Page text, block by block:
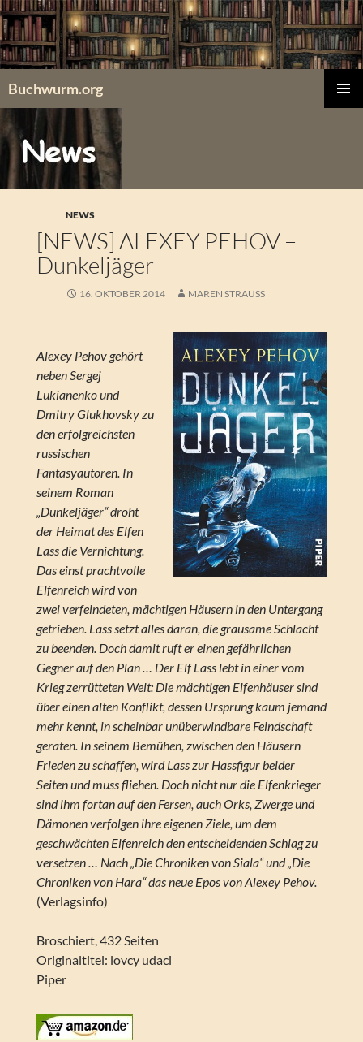
Zum
Inhalt
springen
Buchwurm.org
NEWS
[NEWS] ALEXEY PEHOV –
Dunkeljäger
16. OKTOBER 2014 MAREN STRAUSS
Alexey Pehov gehört
neben Sergej
Lukianenko und
Dmitry Glukhovsky zu
den erfolgreichsten
russischen
Fantasyautoren. In
seinem Roman
„Dunkeljäger“ droht
der Heimat des Elfen
Lass die Vernichtung.
Das einst prachtvolle
Elfenreich wird von
zwei verfeindeten, mächtigen Häusern in den Untergang
getrieben. Lass setzt alles daran, die grausame Schlacht
zu beenden. Doch damit ruft er einen gefährlichen
Gegner auf den Plan … Der Elf Lass lebt in einer vom
Krieg zerrütteten Welt: Die mächtigen Elfenhäuser sind
über einen alten Konflikt, dessen Ursprung kaum jemand
mehr kennt, in scheinbar unüberwindbare Feindschaft
geraten. In seinem Bemühen, zwischen den Häusern
Frieden zu schaffen, wird Lass zur Hassfigur beider
Seiten und muss fliehen. Doch nicht nur die Elfenkrieger
sind ihm fortan auf den Fersen, auch Orks, Zwerge und
Dämonen verfolgen ihre eigenen Ziele, um dem
geschwächten Elfenreich den entscheidenden Schlag zu
versetzen … Nach „Die Chroniken von Siala“ und „Die
Chroniken von Hara“ das neue Epos von Alexey Pehov.
(Verlagsinfo)
Broschiert, 432 Seiten
Originaltitel: lovcy udaci
Piper